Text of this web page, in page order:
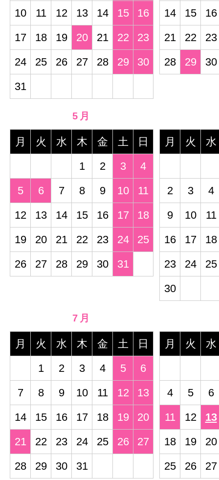
10
11 12 13 14 15
16
17
18 19 20 21 22
23
24
25 26 27 28 29
30
31
14
15
16
21
22
23
28
29 30
5月
月 火 水 木 金 土
日
1
2 3
4
5
6 7 8 9 10
11
12
13 14 15 16 17
18
19
20 21 22 23 24
25
26
27 28 29 30 31
月 火 水
2 3
4
9
10
11
16
17
18
23
24
25
30
7月
月 火 水 木 金 土
日
1
2 3 4 5
6
7
8 9 10 11 12
13
14
15 16 17 18 19
20
21
22 23 24 25 26
27
28
29 30 31
月 火 水
4 5
6
11
12
13
18
19
20
25
26 27